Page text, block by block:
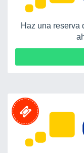
Haz una reserva